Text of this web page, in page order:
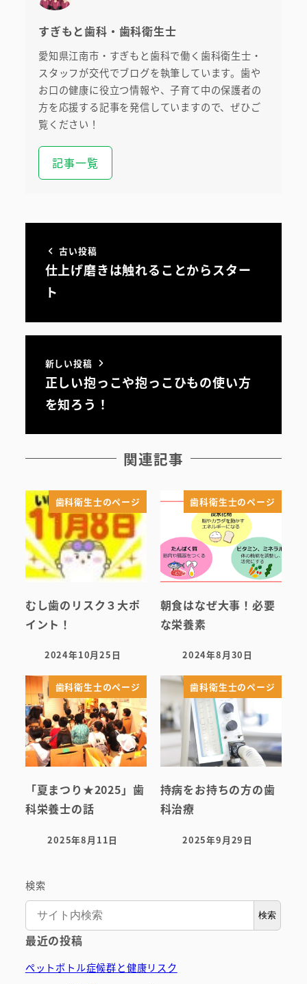
無料託児ルーム
すぎもと歯科・歯科衛生士
愛知県江南市・すぎもと歯科で働く歯科衛生士・
スタッフが交代でブログを執筆しています。歯や
お口の健康に役立つ情報や、子育て中の保護者の
方を応援する記事を発信していますので、ぜひご
覧ください！
記事一覧
古い投稿
仕上げ磨きは触れることからスター
ト
新しい投稿
正しい抱っこや抱っこひもの使い方
を知ろう！
関連記事
歯科衛生士のページ
むし歯のリスク３大ポ
イント！
投稿日
2024年10月25日
歯科衛生士のページ
朝食はなぜ大事！必要
な栄養素
投稿日
2024年8月30日
歯科衛生士のページ
「夏まつり★2025」歯
科栄養士の話
投稿日
2025年8月11日
歯科衛生士のページ
持病をお持ちの方の歯
科治療
投稿日
2025年9月29日
検索
検索
最近の投稿
ペットボトル症候群と健康リスク